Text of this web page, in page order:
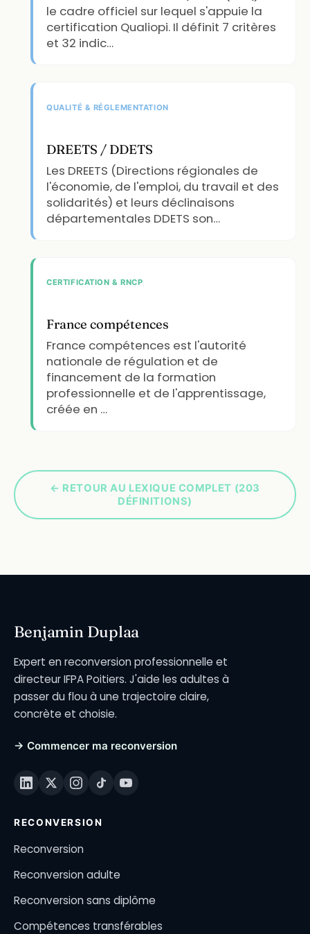
le cadre officiel sur lequel s'appuie la
certification Qualiopi. Il définit 7 critères
et 32 indic…
QUALITÉ & RÉGLEMENTATION
DREETS / DDETS
Les DREETS (Directions régionales de
l'économie, de l'emploi, du travail et des
solidarités) et leurs déclinaisons
départementales DDETS son…
CERTIFICATION & RNCP
France compétences
France compétences est l'autorité
nationale de régulation et de
financement de la formation
professionnelle et de l'apprentissage,
créée en …
← RETOUR AU LEXIQUE COMPLET (203
DÉFINITIONS)
Benjamin Duplaa
Expert en reconversion professionnelle et
directeur IFPA Poitiers. J'aide les adultes à
passer du flou à une trajectoire claire,
concrète et choisie.
→ Commencer ma reconversion
RECONVERSION
Reconversion
Reconversion adulte
Reconversion sans diplôme
Compétences transférables